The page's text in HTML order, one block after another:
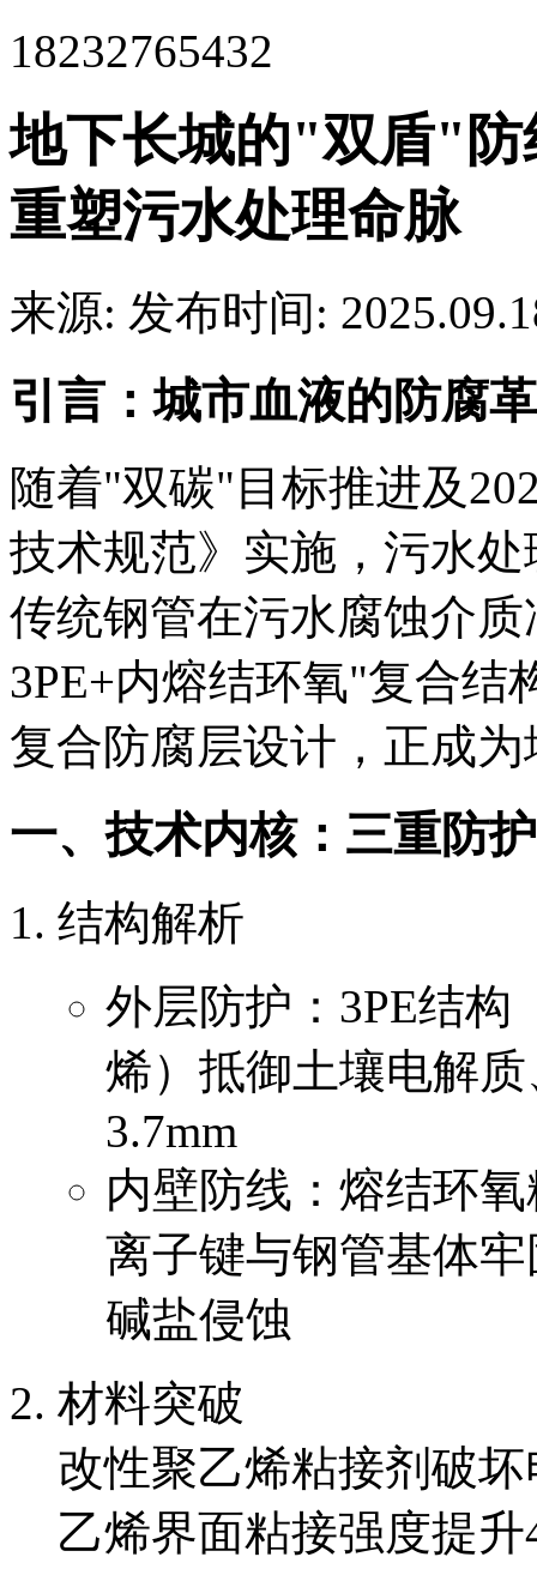
18232765432
地下长城的"双盾"防
重塑污水处理命脉
来源: 发布时间:
引言：城市血液的防腐
随着"双碳"目标推进及
技术规范》实施，污水
传统钢管在污水腐蚀介
3PE+内熔结环氧"复合结
复合防腐层设计，正成
一、技术内核：三重防
结构解析
外层防护：3PE结构
烯）抵御土壤电解
3.7mm
内壁防线：熔结环
离子键与钢管基体
碱盐侵蚀
材料突破
改性聚乙烯粘接剂破
乙烯界面粘接强度提